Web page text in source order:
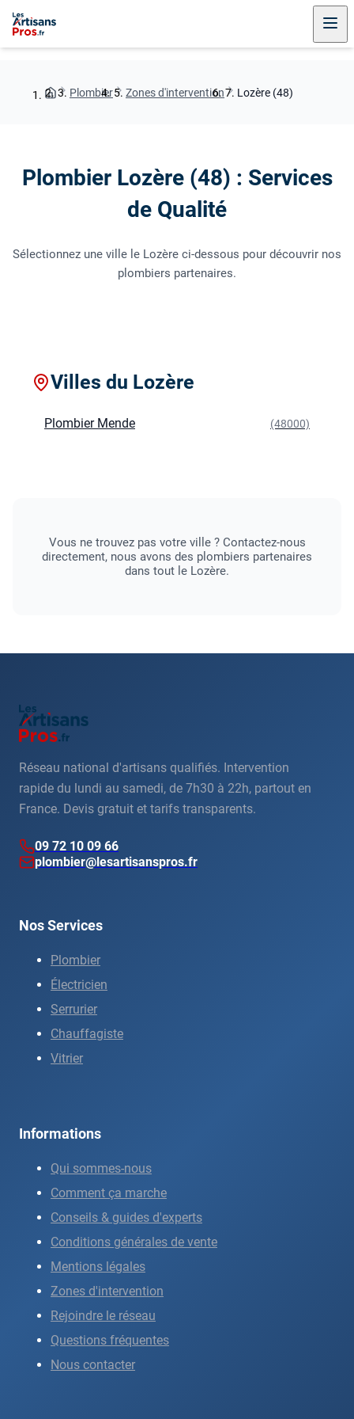
Plombier Zones d'intervention Lozère (48)
Plombier Lozère (48) : Services
de Qualité
Sélectionnez une ville le Lozère ci-dessous pour découvrir nos
plombiers partenaires.
Villes du Lozère
Plombier Mende (48000)
Vous ne trouvez pas votre ville ? Contactez-nous
directement, nous avons des plombiers partenaires
dans tout le Lozère.
Réseau national d'artisans qualifiés. Intervention
rapide du lundi au samedi, de 7h30 à 22h, partout en
France. Devis gratuit et tarifs transparents.
09 72 10 09 66
plombier@lesartisanspros.fr
Nos Services
Plombier
Électricien
Serrurier
Chauffagiste
Vitrier
Informations
Qui sommes-nous
Comment ça marche
Conseils & guides d'experts
Conditions générales de vente
Mentions légales
Zones d'intervention
Rejoindre le réseau
Questions fréquentes
Nous contacter